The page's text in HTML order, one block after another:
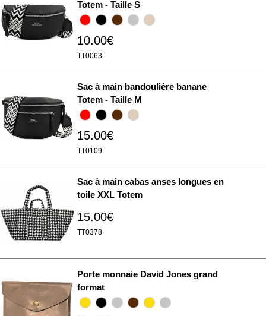
Totem - Taille S
10.00€
TT0063
Sac à main bandoulière banane
Totem - Taille M
15.00€
TT0109
Sac à main cabas anses longues en
toile XXL Totem
15.00€
TT0378
Porte monnaie David Jones grand
format